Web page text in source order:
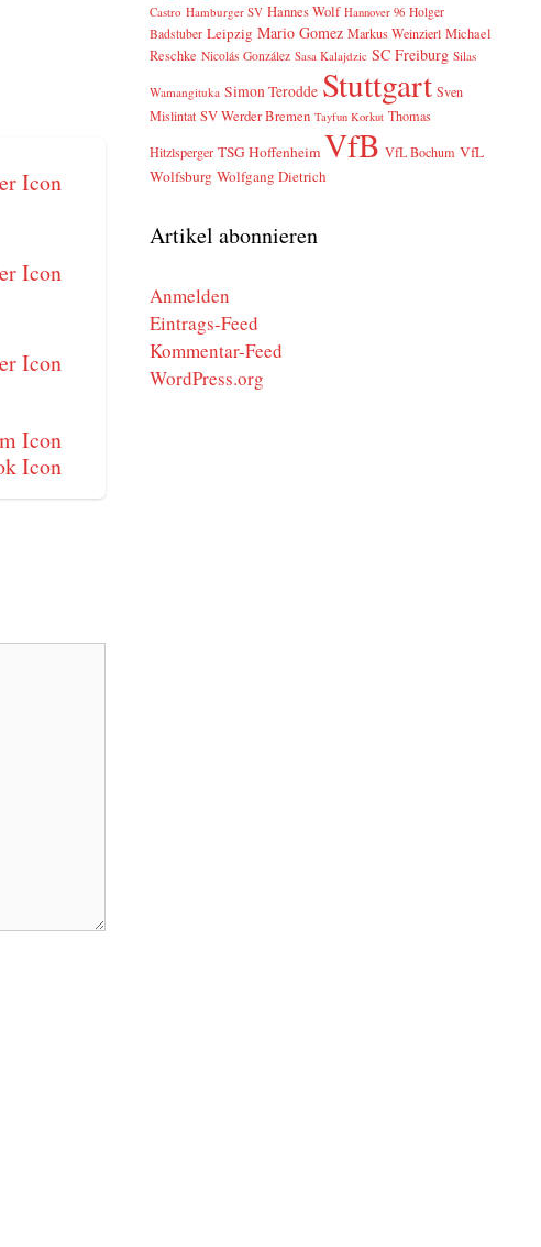
Castro Hamburger SV Hannes Wolf Hannover 96 Holger
Badstuber Leipzig Mario Gomez Markus Weinzierl Michael
Reschke Nicolás González Sasa Kalajdzic SC Freiburg Silas
Wamangituka Simon Terodde Stuttgart Sven
Mislintat SV Werder Bremen Tayfun Korkut Thomas
Hitzlsperger TSG Hoffenheim VfB VfL Bochum VfL
Wolfsburg Wolfgang Dietrich
Artikel abonnieren
Anmelden
Eintrags-Feed
Kommentar-Feed
WordPress.org